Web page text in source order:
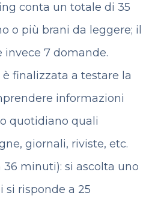
conta un totale di 35
o più brani da leggere; il
7 domande.
è finalizzata a testare la
informazioni
quotidiano quali
giornali, riviste, etc.
36 minuti): si ascolta uno
si risponde a 25